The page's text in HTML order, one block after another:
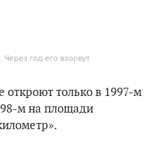
год его взорвут.
откроют только в 1997-м
м на площади